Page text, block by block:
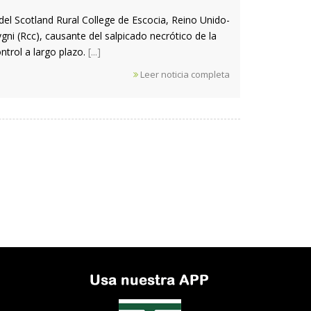
Scotland Rural College de Escocia, Reino Unido-
(Rcc), causante del salpicado necrótico de la
a largo plazo. [...]
Leer noticia completa